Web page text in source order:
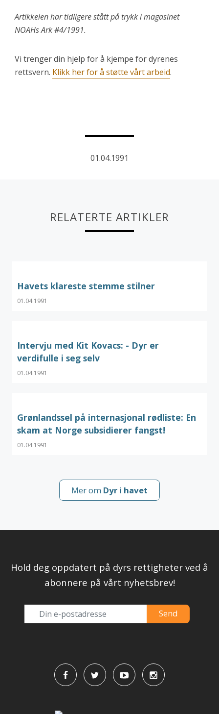
Artikkelen har tidligere stått på trykk i magasinet
NOAHs Ark #4/1991.
Vi trenger din hjelp for å kjempe for dyrenes
rettsvern. Klikk her for å støtte vårt arbeid.
01.04.1991
RELATERTE ARTIKLER
Havets klareste stemme stilner
01.04.1991
Intervju med Kit Kovacs: - Dyr er
verdifulle i seg selv
01.04.1991
Grønlandssel på internasjonal rødliste: En
skam at Norge subsidierer fangst!
01.04.1991
Mer om Dyr i havet
Hold deg oppdatert på dyrs rettigheter ved å
abonnere på vårt nyhetsbrev!